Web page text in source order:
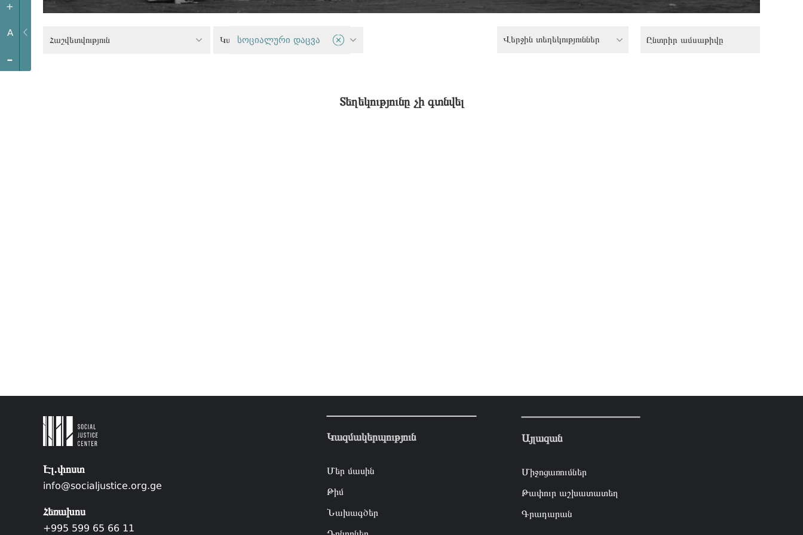
+
A
-
Հաշվետվություն Կանաչ քաղաքականություն
სოციალური დაცვა Վերջին տեղեկություններ
Տեղեկությունը չի գտնվել
Էլ.փոստ
info@socialjustice.org.ge
Հեռախոս
+995 599 65 66 11
Կազմակերպություն
Մեր մասին
Թիմ
Նախագծեր
Այլազան
Միջոցառումներ
Թափուր աշխատատեղ
Գրադարան